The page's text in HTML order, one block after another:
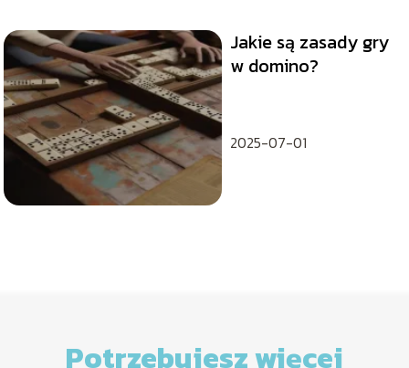
Jakie są zasady gry
w domino?
2025-07-01
Potrzebujesz więcej